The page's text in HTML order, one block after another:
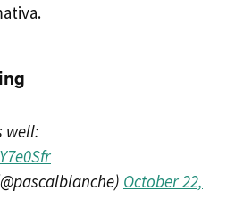
well:
October 22,